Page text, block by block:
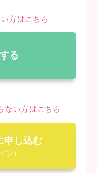
方はこちら
る
ない方はこちら
申し込む
ン）